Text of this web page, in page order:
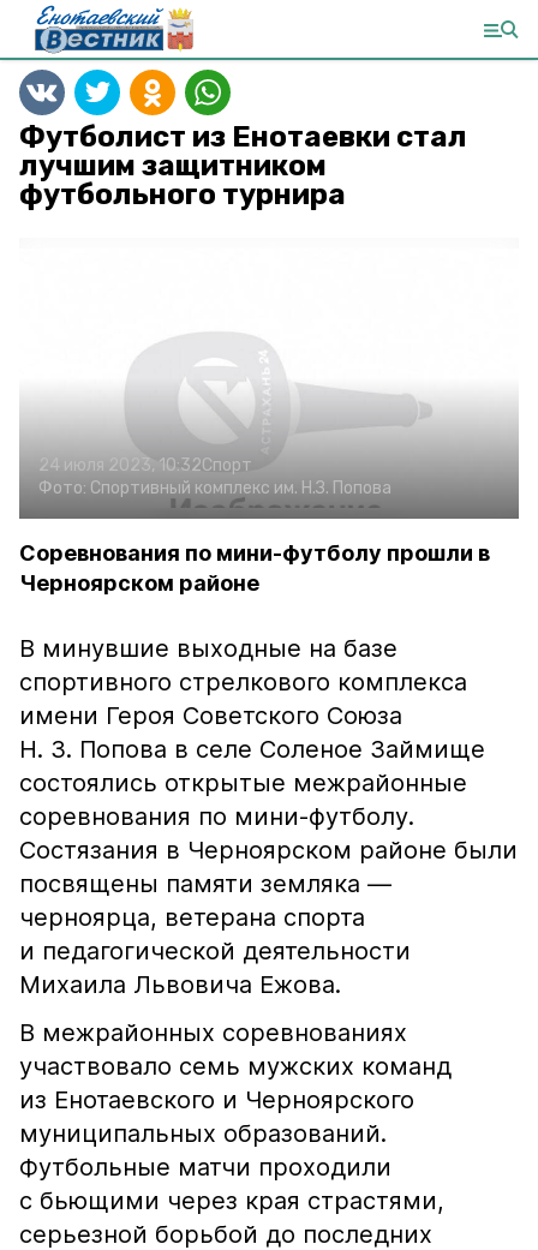
Футболист из Енотаевки стал
лучшим защитником
футбольного турнира
24 июля 2023, 10:32Спорт
Фото: Спортивный комплекс им. Н.З. Попова
Соревнования по мини-футболу прошли в
Черноярском районе
В минувшие выходные на базе
спортивного стрелкового комплекса
имени Героя Советского Союза
Н. З. Попова в селе Соленое Займище
состоялись открытые межрайонные
соревнования по мини-футболу.
Состязания в Черноярском районе были
посвящены памяти земляка —
черноярца, ветерана спорта
и педагогической деятельности
Михаила Львовича Ежова.
В межрайонных соревнованиях
участвовало семь мужских команд
из Енотаевского и Черноярского
муниципальных образований.
Футбольные матчи проходили
с бьющими через края страстями,
серьезной борьбой до последних